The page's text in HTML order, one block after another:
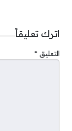
اترك تعليقاً
التعليق *